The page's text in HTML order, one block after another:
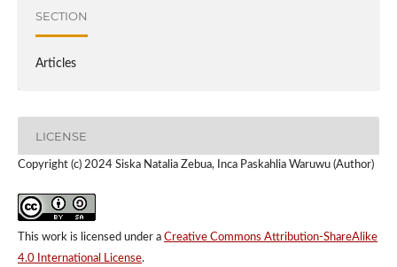
SECTION
Articles
LICENSE
Copyright (c) 2024 Siska Natalia Zebua, Inca Paskahlia Waruwu (Author)
This work is licensed under a Creative Commons Attribution-ShareAlike
4.0 International License.